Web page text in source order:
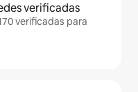
verificadas
verificadas para